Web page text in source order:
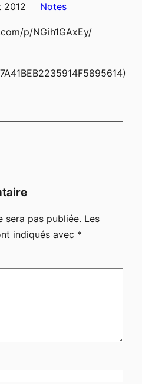
2012 Notes
p/NGih1GAxEy/
sera pas publiée. Les
indiqués avec *